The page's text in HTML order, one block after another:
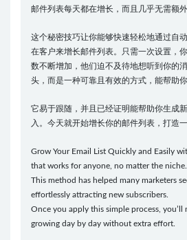
邮件列表每天都在增长，而且几乎无需额外
这个秘密技巧让你能够快速轻松地通过自
在客户来增长邮件列表。只需一次设置，
数不断增加，他们迫不及待地想听到你的
头，而是一种可靠且有效的方式，能帮助你
它易于跟随，并且已经证明能帮助你生成
入。今天就开始增长你的邮件列表，打造
Grow Your Email List Quickly and Easily
that works for anyone, no matter the niche.
This method has helped many marketers
effortlessly attracting new subscribers.
Once you apply this simple process,
growing day by day without extra effort.